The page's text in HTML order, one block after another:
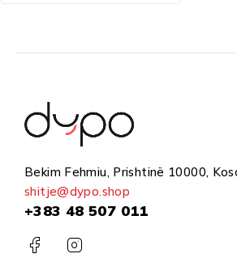
Bekim Fehmiu, Prishtinë 10000,
shitje@dypo.shop
+383 48 507 011